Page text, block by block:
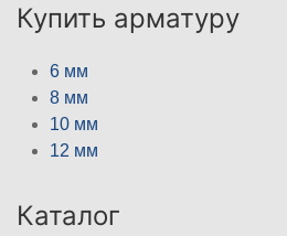
Купить арматуру
6 мм
8 мм
10 мм
12 мм
Каталог